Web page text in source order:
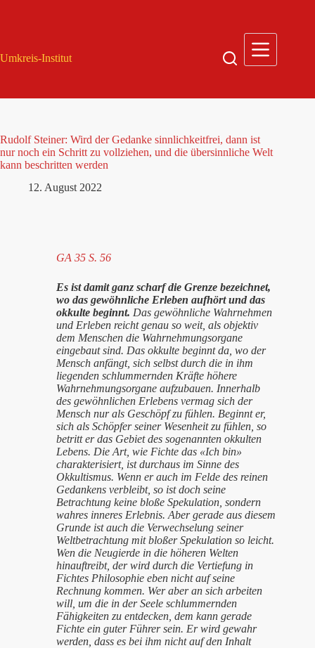
Umkreis-Institut
Rudolf Steiner: Wird der Gedanke sinnlichkeitfrei, dann ist
nur noch ein Schritt zu vollziehen, und die übersinnliche Welt
kann beschritten werden
12. August 2022
GA 35 S. 56
Es ist damit ganz scharf die Grenze bezeichnet,
wo das gewöhnliche Erleben aufhört und das
okkulte beginnt. Das gewöhnliche Wahrnehmen
und Erleben reicht genau so weit, als objektiv
dem Menschen die Wahrnehmungsorgane
eingebaut sind. Das okkulte beginnt da, wo der
Mensch anfängt, sich selbst durch die in ihm
liegenden schlummernden Kräfte höhere
Wahrnehmungsorgane aufzubauen. Innerhalb
des gewöhnlichen Erlebens vermag sich der
Mensch nur als Geschöpf zu fühlen. Beginnt er,
sich als Schöpfer seiner Wesenheit zu fühlen, so
betritt er das Gebiet des sogenannten okkulten
Lebens. Die Art, wie Fichte das «Ich bin»
charakterisiert, ist durchaus im Sinne des
Okkultismus. Wenn er auch im Felde des reinen
Gedankens verbleibt, so ist doch seine
Betrachtung keine bloße Spekulation, sondern
wahres inneres Erlebnis. Aber gerade aus diesem
Grunde ist auch die Verwechselung seiner
Weltbetrachtung mit bloßer Spekulation so leicht.
Wen die Neugierde in die höheren Welten
hinauftreibt, der wird durch die Vertiefung in
Fichtes Philosophie eben nicht auf seine
Rechnung kommen. Wer aber an sich arbeiten
will, um die in der Seele schlummernden
Fähigkeiten zu entdecken, dem kann gerade
Fichte ein guter Führer sein. Er wird gewahr
werden, dass es bei ihm nicht auf den Inhalt